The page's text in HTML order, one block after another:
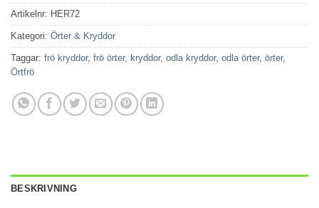
Artikelnr: HER72
Kategori: Örter & Kryddor
Taggar: frö kryddor, frö örter, kryddor, odla kryddor, odla örter, örter,
Örtfrö
BESKRIVNING